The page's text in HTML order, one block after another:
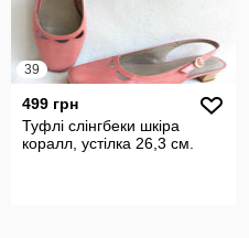
39
499 грн
Туфлі слінгбеки шкіра
коралл, устілка 26,3 см.